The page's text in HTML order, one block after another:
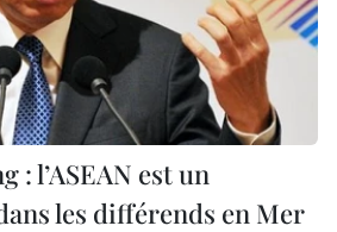
: l’ASEAN est un
les différends en Mer